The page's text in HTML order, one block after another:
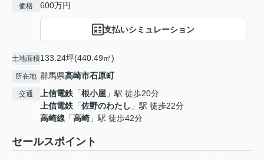
価格 600万円
支払いシミュレーション
土地面積133.24坪(440.49㎡)
所在地 群馬県高崎市石原町
交通 上信電鉄 「根小屋 」駅 徒歩20分
上信電鉄 「佐野のわたし 」駅 徒歩22分
高崎線 「高崎 」駅 徒歩42分
セールスポイント